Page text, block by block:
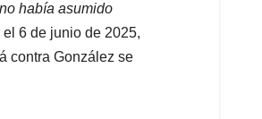
había asumido
6 de junio de 2025,
contra González se